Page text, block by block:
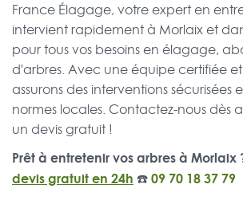
France Élagage, votre expert en
intervient rapidement à Morlaix et
pour tous vos besoins en élagage,
d'arbres. Avec une équipe certifiée
assurons des interventions sécurisées
normes locales. Contactez-nous dès
un devis gratuit !
Prêt à entretenir vos arbres à Morlaix
devis gratuit en 24h ☎️09 70 18 37 79